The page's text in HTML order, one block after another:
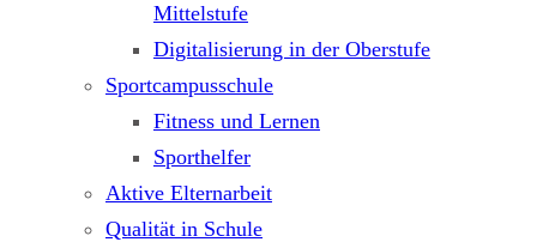
Mittelstufe
Digitalisierung in der Oberstufe
Sportcampusschule
Fitness und Lernen
Sporthelfer
Aktive Elternarbeit
Qualität in Schule